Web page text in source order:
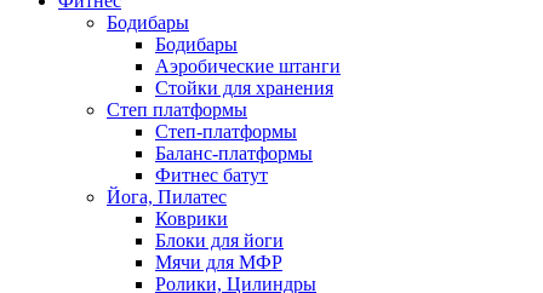
Бодибары
Бодибары
Аэробические штанги
Стойки для хранения
Степ платформы
Степ-платформы
Баланс-платформы
Фитнес батут
Йога, Пилатес
Коврики
Блоки для йоги
Мячи для МФР
Ролики, Цилиндры